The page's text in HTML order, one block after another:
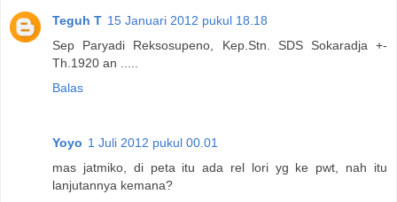
Teguh T 15 Januari 2012 pukul 18.18
Sep Paryadi Reksosupeno, Kep.Stn. SDS Sokaradja +-
Th.1920 an .....
Balas
Yoyo 1 Juli 2012 pukul 00.01
mas jatmiko, di peta itu ada rel lori yg ke pwt, nah itu
lanjutannya kemana?